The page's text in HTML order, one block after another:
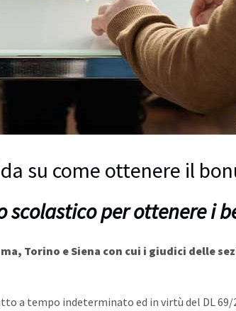
su come ottenere il
scolastico per ottenere i
Torino e Siena con cui i giudici delle
a tempo indeterminato ed in virtù del DL 69/